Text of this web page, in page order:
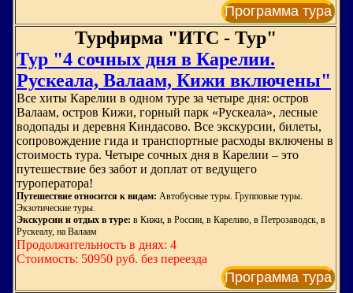
Программа тура
Турфирма "ИТС - Тур"
Тур "4 сочных дня в Карелии.
Рускеала, Валаам, Кижи включены"
Все хиты Карелии в одном туре за четыре дня: остров
Валаам, остров Кижи, горный парк «Рускеала», лесные
водопады и деревня Киндасово. Все экскурсии, билеты,
сопровождение гида и транспортные расходы включены в
стоимость тура. Четыре сочных дня в Карелии – это
путешествие без забот и доплат от ведущего
туроператора!
Путешествие относится к видам: Автобусные туры. Групповые туры.
Экзотические туры.
Экскурсии и отдых в туре: в Кижи, в России, в Карелию, в Петрозаводск, в
Рускеалу, на Валаам
Продолжительность в днях: 4
Стоимость: 50950 руб. без переезда
Программа тура